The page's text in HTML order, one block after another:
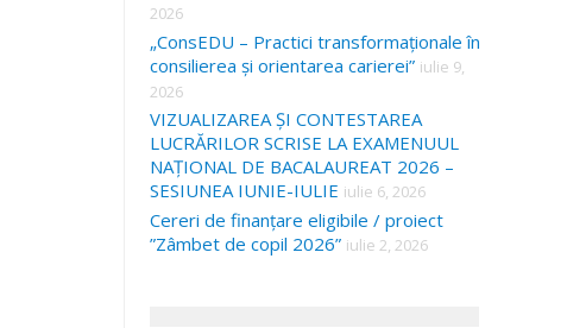
2026
„ConsEDU – Practici transformaționale în
consilierea și orientarea carierei” iulie 9,
2026
VIZUALIZAREA ȘI CONTESTAREA
LUCRĂRILOR SCRISE LA EXAMENUUL
NAȚIONAL DE BACALAUREAT 2026 –
SESIUNEA IUNIE-IULIE iulie 6, 2026
Cereri de finanțare eligibile / proiect
”Zâmbet de copil 2026” iulie 2, 2026